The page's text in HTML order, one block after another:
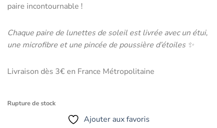
paire incontournable !
Chaque paire de lunettes de soleil est livrée avec un étui,
une microfibre et une pincée de poussière d’étoiles ✨
Livraison dès 3€ en France Métropolitaine
Rupture de stock
Ajouter aux favoris